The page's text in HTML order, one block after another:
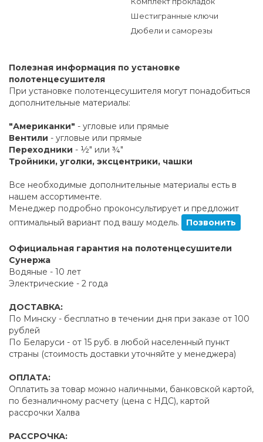
Шестигранные ключи
Дюбели и саморезы
Полезная информация по установке
полотенцесушителя
При установке полотенцесушителя могут понадобиться
дополнительные материалы:
"Американки" - угловые или прямые
Вентили - угловые или прямые
Переходники - ½" или ¾"
Тройники, уголки, эксцентрики, чашки
Все необходимые дополнительные материалы есть в
нашем ассортименте.
Менеджер подробно проконсультирует и предложит
оптимальный вариант под вашу модель.
Позвонить
Официальная гарантия на полотенцесушители
Сунержа
Водяные - 10 лет
Электрические - 2 года
ДОСТАВКА:
По Минску - бесплатно в течении дня при заказе от 100
рублей
По Беларуси - от 15 руб. в любой населенный пункт
страны (стоимость доставки уточняйте у менеджера)
ОПЛАТА:
Оплатить за товар можно наличными, банковской картой,
по безналичному расчету (цена с НДС), картой
рассрочки Халва
РАССРОЧКА: